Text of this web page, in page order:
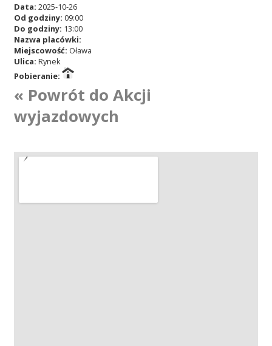
RCKiK
Akcje wyjazdowe
Krwiodawcy
Szpitale
Data: 2025-10-26
Od godziny: 09:00
Do godziny: 13:00
Nazwa placówki:
Miejscowość: Oława
Ulica: Rynek
Pobieranie:
« Powrót do Akcji
wyjazdowych